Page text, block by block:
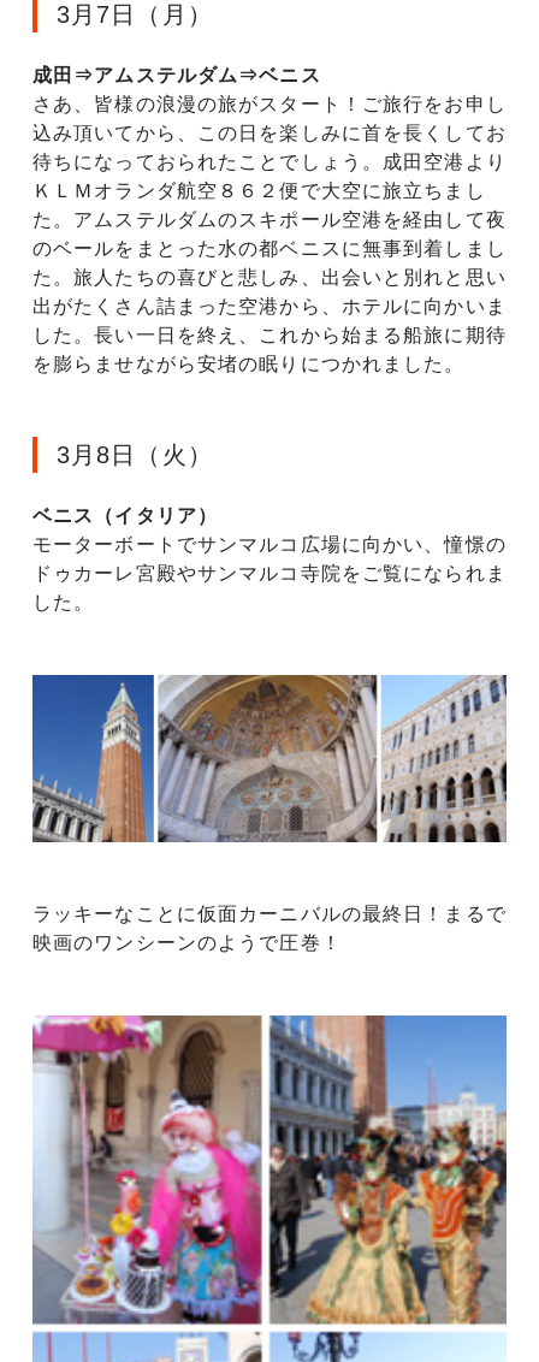
3月7日（月）
成田⇒アムステルダム⇒ベニス
さあ、皆様の浪漫の旅がスタート！ご旅行をお申し
込み頂いてから、この日を楽しみに首を長くしてお
待ちになっておられたことでしょう。成田空港より
ＫＬＭオランダ航空８６２便で大空に旅立ちまし
た。アムステルダムのスキポール空港を経由して夜
のベールをまとった水の都ベニスに無事到着しまし
た。旅人たちの喜びと悲しみ、出会いと別れと思い
出がたくさん詰まった空港から、ホテルに向かいま
した。長い一日を終え、これから始まる船旅に期待
を膨らませながら安堵の眠りにつかれました。
3月8日（火）
ベニス（イタリア）
モーターボートでサンマルコ広場に向かい、憧憬の
ドゥカーレ宮殿やサンマルコ寺院をご覧になられま
した。
ラッキーなことに仮面カーニバルの最終日！まるで
映画のワンシーンのようで圧巻！